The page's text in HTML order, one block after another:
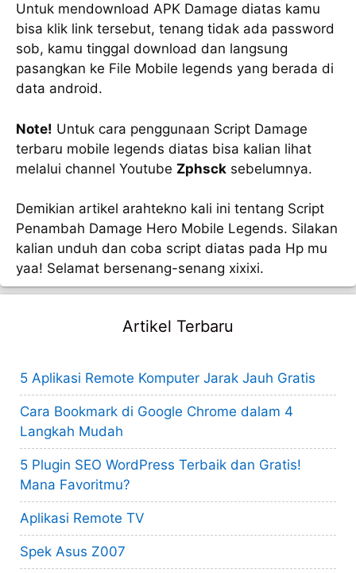
Untuk mendownload APK Damage diatas kamu
bisa klik link tersebut, tenang tidak ada password
sob, kamu tinggal download dan langsung
pasangkan ke File Mobile legends yang berada di
data android.
Note! Untuk cara penggunaan Script Damage
terbaru mobile legends diatas bisa kalian lihat
melalui channel Youtube Zphsck sebelumnya.
Demikian artikel arahtekno kali ini tentang Script
Penambah Damage Hero Mobile Legends. Silakan
kalian unduh dan coba script diatas pada Hp mu
yaa! Selamat bersenang-senang xixixi.
Artikel Terbaru
5 Aplikasi Remote Komputer Jarak Jauh Gratis
Cara Bookmark di Google Chrome dalam 4
Langkah Mudah
5 Plugin SEO WordPress Terbaik dan Gratis!
Mana Favoritmu?
Aplikasi Remote TV
Spek Asus Z007